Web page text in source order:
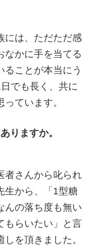
には、ただただ感
なかに手を当てる
ることが本当にう
でも長く、共に
ています。
りますか。
者さんから叱られ
生から、「1型糖
んの落ち度も無い
もらいたい」と言
を頂きました。